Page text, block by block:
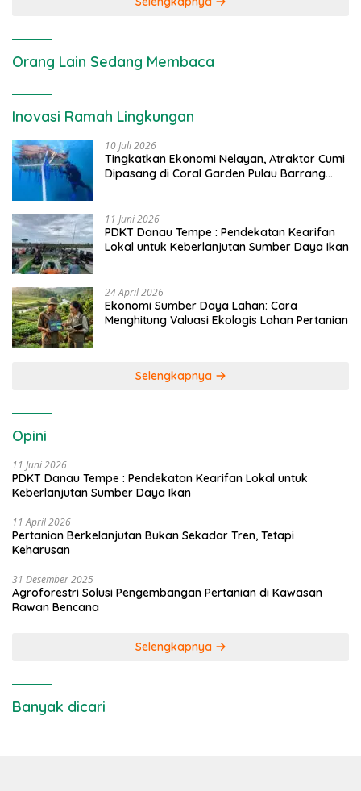
Orang Lain Sedang Membaca
Inovasi Ramah Lingkungan
10 Juli 2026
Tingkatkan Ekonomi Nelayan, Atraktor Cumi
Dipasang di Coral Garden Pulau Barrang
11 Juni 2026
PDKT Danau Tempe : Pendekatan Kearifan
Lokal untuk Keberlanjutan Sumber Daya Ikan
24 April 2026
Ekonomi Sumber Daya Lahan: Cara
Menghitung Valuasi Ekologis Lahan Pertanian
Selengkapnya
Opini
11 Juni 2026
PDKT Danau Tempe : Pendekatan Kearifan Lokal untuk
Keberlanjutan Sumber Daya Ikan
11 April 2026
Pertanian Berkelanjutan Bukan Sekadar Tren, Tetapi
Keharusan
31 Desember 2025
Agroforestri Solusi Pengembangan Pertanian di Kawasan
Rawan Bencana
Selengkapnya
Banyak dicari